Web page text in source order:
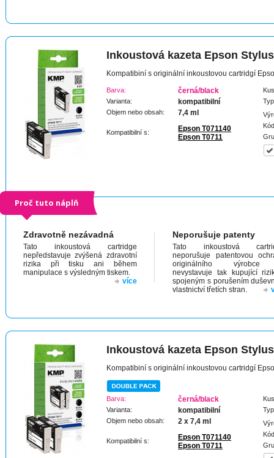
Inkoustová kazeta Epson
Kompatibiní s originální inkoustovou cartridgí
Barva: černá/black
Varianta: kompatibilní
Objem nebo obsah: 7,4 ml
Kompatibilní s:
Epson T071140
Epson T0711
Proč tuto náplň
Zdravotně nezávadná
Tato inkoustová cartridge
nepředstavuje zvýšená zdravotní
rizika při tisku ani během
manipulace s výsledným tiskem.
více
Neporušuje patenty
Tato inkoustová
neporušuje patentovou
originálního
nevystavuje tak kupující
spojeným s porušením
vlastnictví třetích stran.
Inkoustová kazeta Epson
Kompatibiní s originální inkoustovou cartridgí
Barva: černá/black
Varianta: kompatibilní
Objem nebo obsah: 2 x 7,4 ml
Kompatibilní s:
Epson T071140
Epson T0711